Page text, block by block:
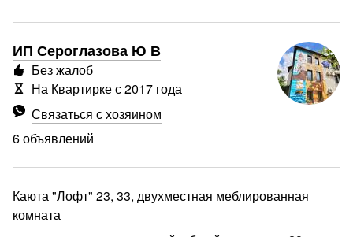
ИП Сероглазова Ю В
Связаться с хозяином
6 объявлений
Без жалоб
На Квартирке с 2017 года
Каюта "Лофт" 23, 33, двухместная меблированная
комната